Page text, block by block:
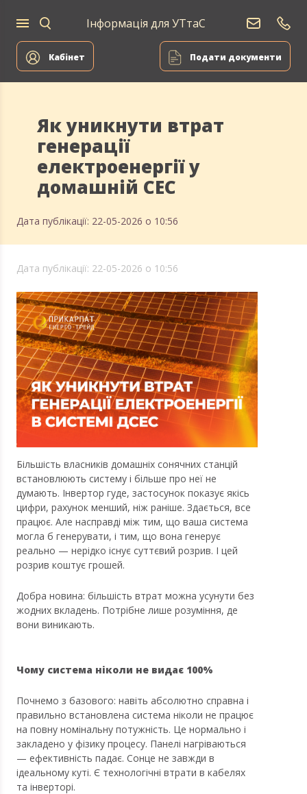
Кабінет Подати документи
Інформація для УТтаС
Як уникнути втрат
генерації
електроенергії у
домашній СЕС
Дата публікації: 22-05-2026 о 10:56
Дата публікації: 22-05-2026 о 10:56
Більшість власників домашніх сонячних станцій
встановлюють систему і більше про неї не
думають. Інвертор гуде, застосунок показує якісь
цифри, рахунок менший, ніж раніше. Здається, все
працює. Але насправді між тим, що ваша система
могла б генерувати, і тим, що вона генерує
реально — нерідко існує суттєвий розрив. І цей
розрив коштує грошей.
Добра новина: більшість втрат можна усунути без
жодних вкладень. Потрібне лише розуміння, де
вони виникають.
Чому система ніколи не видає 100%
Почнемо з базового: навіть абсолютно справна і
правильно встановлена система ніколи не працює
на повну номінальну потужність. Це нормально і
закладено у фізику процесу. Панелі нагріваються
— ефективність падає. Сонце не завжди в
ідеальному куті. Є технологічні втрати в кабелях
та інверторі.